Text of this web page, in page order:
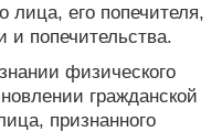
лица, его попечителя,
и попечительства.
физического
гражданской
признанного